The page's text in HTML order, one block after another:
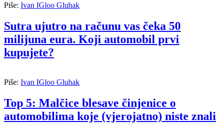
Piše: Ivan IGloo Gluhak
Sutra ujutro na računu vas čeka 50
milijuna eura. Koji automobil prvi
kupujete?
Piše: Ivan IGloo Gluhak
Top 5: Malčice blesave činjenice o
automobilima koje (vjerojatno) niste znali